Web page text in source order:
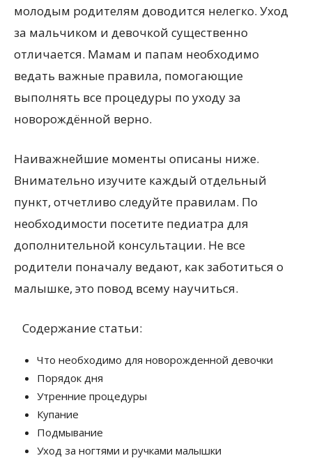
молодым родителям доводится нелегко. Уход
за мальчиком и девочкой существенно
отличается. Мамам и папам необходимо
ведать важные правила, помогающие
выполнять все процедуры по уходу за
новорождённой верно.
Наиважнейшие моменты описаны ниже.
Внимательно изучите каждый отдельный
пункт, отчетливо следуйте правилам. По
необходимости посетите педиатра для
дополнительной консультации. Не все
родители поначалу ведают, как заботиться о
малышке, это повод всему научиться.
Содержание статьи:
Что необходимо для новорожденной девочки
Порядок дня
Утренние процедуры
Купание
Подмывание
Уход за ногтями и ручками малышки